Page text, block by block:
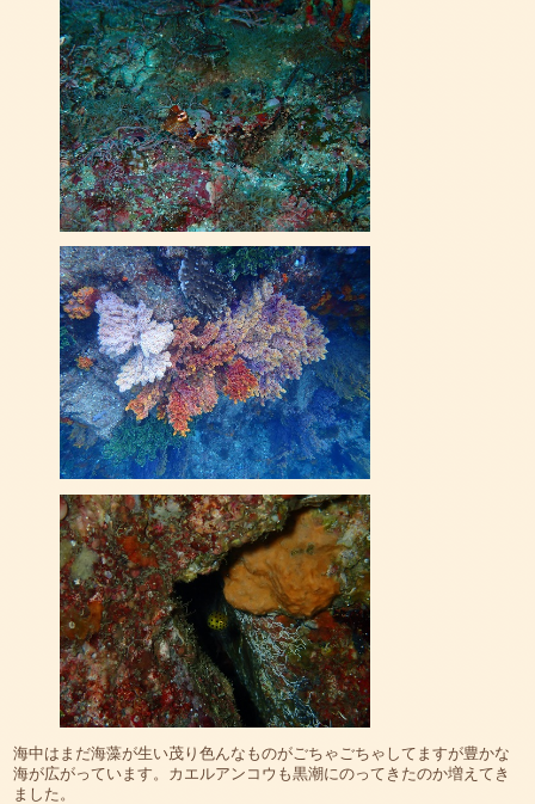
海中はまだ海藻が生い茂り色んなものがごちゃごちゃしてますが豊かな
海が広がっています。カエルアンコウも黒潮にのってきたのか増えてき
ました。